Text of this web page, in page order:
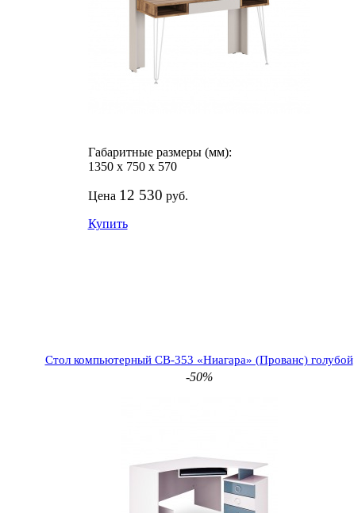
Габаритные размеры (мм):
1350х 750х 570
Цена 12 530 руб.
Купить
Стол компьютерный СВ-353 «Ниагара» (Прованс) голубой
-50%